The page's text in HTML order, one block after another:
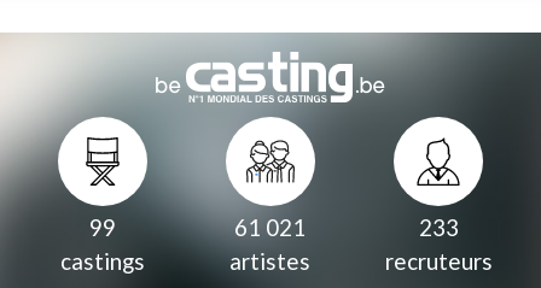
99
castings
61 021
artistes
233
recruteurs